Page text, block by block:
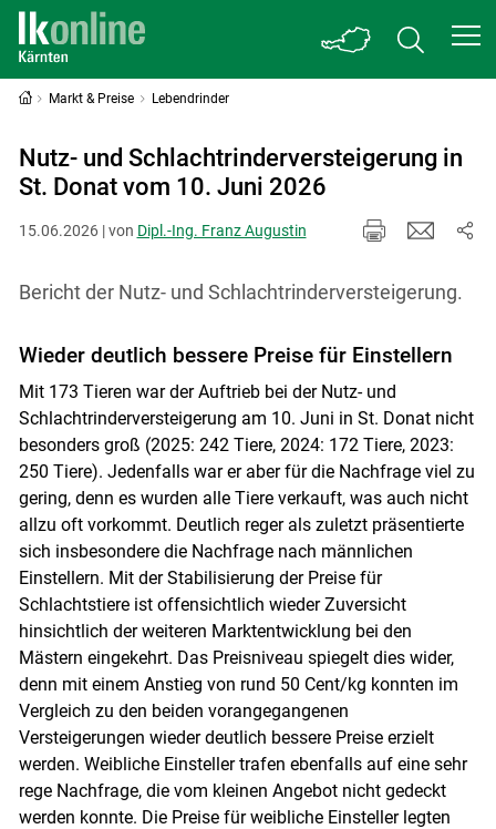
Markt & Preise Lebendrinder
Nutz- und Schlachtrinderversteigerung in
St. Donat vom 10. Juni 2026
15.06.2026 | von Dipl.-Ing. Franz Augustin
Bericht der Nutz- und Schlachtrinderversteigerung.
Wieder deutlich bessere Preise für Einstellern
Mit 173 Tieren war der Auftrieb bei der Nutz- und
Schlachtrinderversteigerung am 10. Juni in St. Donat nicht
besonders groß (2025: 242 Tiere, 2024: 172 Tiere, 2023:
250 Tiere). Jedenfalls war er aber für die Nachfrage viel zu
gering, denn es wurden alle Tiere verkauft, was auch nicht
allzu oft vorkommt. Deutlich reger als zuletzt präsentierte
sich insbesondere die Nachfrage nach männlichen
Einstellern. Mit der Stabilisierung der Preise für
Schlachtstiere ist offensichtlich wieder Zuversicht
hinsichtlich der weiteren Marktentwicklung bei den
Mästern eingekehrt. Das Preisniveau spiegelt dies wider,
denn mit einem Anstieg von rund 50 Cent/kg konnten im
Vergleich zu den beiden vorangegangenen
Versteigerungen wieder deutlich bessere Preise erzielt
werden. Weibliche Einsteller trafen ebenfalls auf eine sehr
rege Nachfrage, die vom kleinen Angebot nicht gedeckt
werden konnte. Die Preise für weibliche Einsteller legten